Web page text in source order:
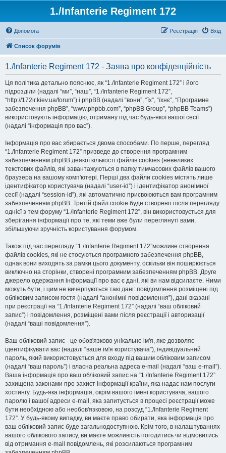
1./Infanterie Regiment 172
Допомога Вхід
Реєстрація
Список форумів
1./Infanterie Regiment 172 - Заява про конфіденційність
Ця політика детально пояснює, як “1./Infanterie Regiment 172” і його
підрозділи (надалі “ми”, “наш”, “1./Infanterie Regiment 172”,
“http://172ir.kiev.ua/forum”) і phpBB (надалі “вони”, “їх”, “їхнє”, “Програмне
забезпечення phpBB”, “www.phpbb.com”, “phpBB Group”, “phpBB Teams”)
використовують інформацію, отриману під час будь-якої вашої сесії
(надалі “інформація про вас”).
Інформація про вас збирається двома способами. По перше, перегляд
“1./Infanterie Regiment 172” призведе до створення програмним
забезпеченням phpBB деякої кількості файлів cookies (невеликих
текстових файлів, які завантажуються в папку тимчасових файлів вашого
браузера на вашому комп'ютері. Перші два файли cookies містять лише
ідентифікатор користувача (надалі “user-id”) і ідентифікатор анонімної
сесії (надалі “session-id”), які автоматично присвоюються вам програмним
забезпеченням phpBB. Третій файл cookie буде створено після перегляду
однієї з тем форуму “1./Infanterie Regiment 172”, він використовується для
зберігання інформації про те, які теми вже були переглянуті вами,
збільшуючи зручність користування форумом.
Також під час перегляду “1./Infanterie Regiment 172”можливе створення
файлів cookies, які не стосуються програмного забезпечення phpBB,
однак вони виходять за рамки цього документу, оскільки він поширюється
виключно на сторінки, створені програмним забезпеченням phpBB. Друге
джерело одержання інформації про вас є дані, які ви нам відсилаєте. Ними
можуть бути, і цим не вичерпуються такі дані: повідомлення розміщені під
обліковим записом гостя (надалі “анонімні повідомлення”), дані вказані
при реєстрації на “1./Infanterie Regiment 172” (надалі “ваш обліковий
запис”) і повідомлення, розміщені вами після реєстрації і авторизації
(надалі “ваші повідомлення”).
Ваш обліковий запис - це обов'язково унікальне ім'я, яке дозволяє
ідентифікувати вас (надалі “ваше ім'я користувача”), індивідуальний
пароль, який використовується для входу під вашим обліковим записом
(надалі “ваш пароль”) і власна реальна адреса e-mail (надалі “ваш e-mail”).
Ваша інформація про ваш обліковий запис на “1./Infanterie Regiment 172”
захищена законами про захист інформації країни, яка надає нам послуги
хостингу. Будь-яка інформація, окрім вашого імені користувача, вашого
паролю і вашої адреси e-mail, яка запитується в процесі реєстрації може
бути необхідною або необов'язковою, на розсуд “1./Infanterie Regiment
172”. У будь-якому випадку, ви маєте право обирати, яка інформація про
ваш обліковий запис буде загальнодоступною. Крім того, в налаштуваннях
вашого облікового запису, ви маєте можливість погодитись чи відмовитись
від отримання e-mail повідомлень, які розсилаються програмним